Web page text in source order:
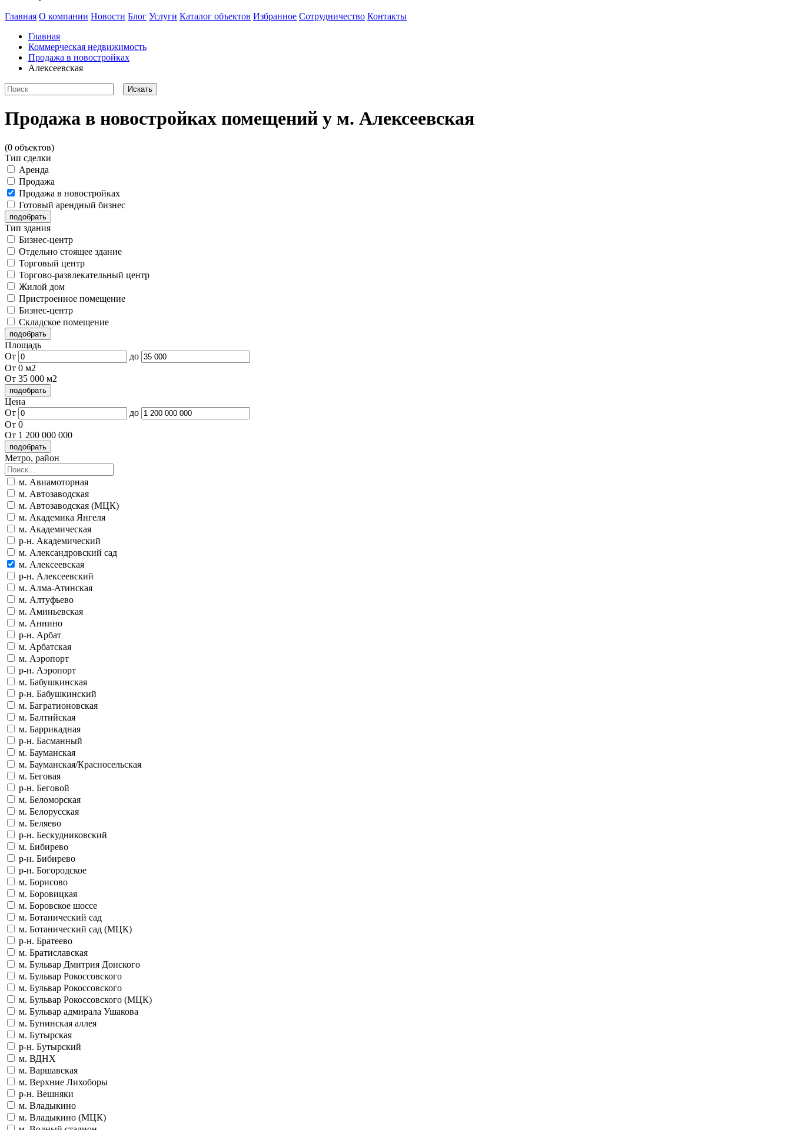
Главная О компании Новости Блог Услуги Каталог объектов Избранное Сотрудничество Контакты
Главная
Коммерческая недвижимость
Продажа в новостройках
Алексеевская
Продажа в новостройках помещений у м. Алексеевская
(0 объектов)
Тип сделки
Аренда
Продажа
Продажа в новостройках
Готовый арендный бизнес
Тип здания
Бизнес-центр
Отдельно стоящее здание
Торговый центр
Торгово-развлекательный центр
Жилой дом
Пристроенное помещение
Бизнес-центр
Складское помещение
Площадь
От
до
От 0 м2
От 35 000 м2
Цена
От
до
От 0
От 1 200 000 000
Метро, район
м. Авиамоторная
м. Автозаводская
м. Автозаводская (МЦК)
м. Академика Янгеля
м. Академическая
р-н. Академический
м. Александровский сад
м. Алексеевская
р-н. Алексеевский
м. Алма-Атинская
м. Алтуфьево
м. Аминьевская
м. Аннино
р-н. Арбат
м. Арбатская
м. Аэропорт
р-н. Аэропорт
м. Бабушкинская
р-н. Бабушкинский
м. Багратионовская
м. Балтийская
м. Баррикадная
р-н. Басманный
м. Бауманская
м. Бауманская/Красносельская
м. Беговая
р-н. Беговой
м. Беломорская
м. Белорусская
м. Беляево
р-н. Бескудниковский
м. Бибирево
р-н. Бибирево
р-н. Богородское
м. Борисово
м. Боровицкая
м. Боровское шоссе
м. Ботанический сад
м. Ботанический сад (МЦК)
р-н. Братеево
м. Братиславская
м. Бульвар Дмитрия Донского
м. Бульвар Рокоссовского
м. Бульвар Рокоссовского
м. Бульвар Рокоссовского (МЦК)
м. Бульвар адмирала Ушакова
м. Бунинская аллея
м. Бутырская
р-н. Бутырский
м. ВДНХ
м. Варшавская
м. Верхние Лихоборы
р-н. Вешняки
м. Владыкино
м. Владыкино (МЦК)